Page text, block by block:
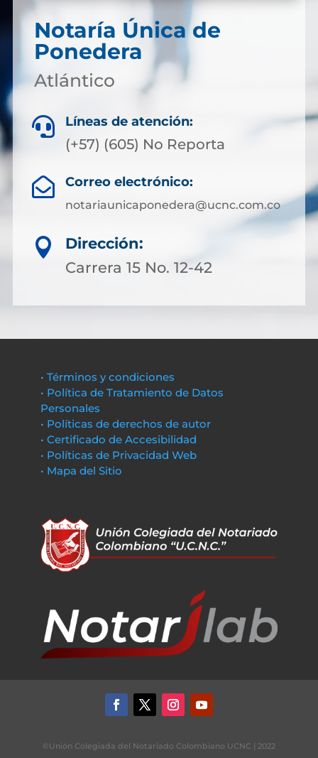
Notaría Única de
Ponedera
Atlántico
 Líneas de atención:
(+57) (605) No Reporta
 Correo electrónico:
notariaunicaponedera@ucnc.com.co

Dirección:
Carrera 15 No. 12-42
• Términos y condiciones
• Política de Tratamiento de Datos
Personales
• Políticas de derechos de autor
• Certificado de Accesibilidad
• Políticas de Privacidad Web
• Mapa del Sitio
©Unión Colegiada del Notariado Colombiano UCNC | 2022